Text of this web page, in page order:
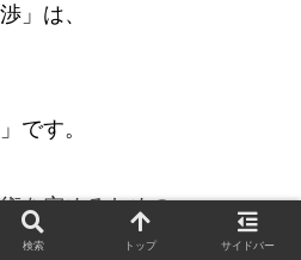
」は、
です。
を究めるための
検索 トップ サイドバー